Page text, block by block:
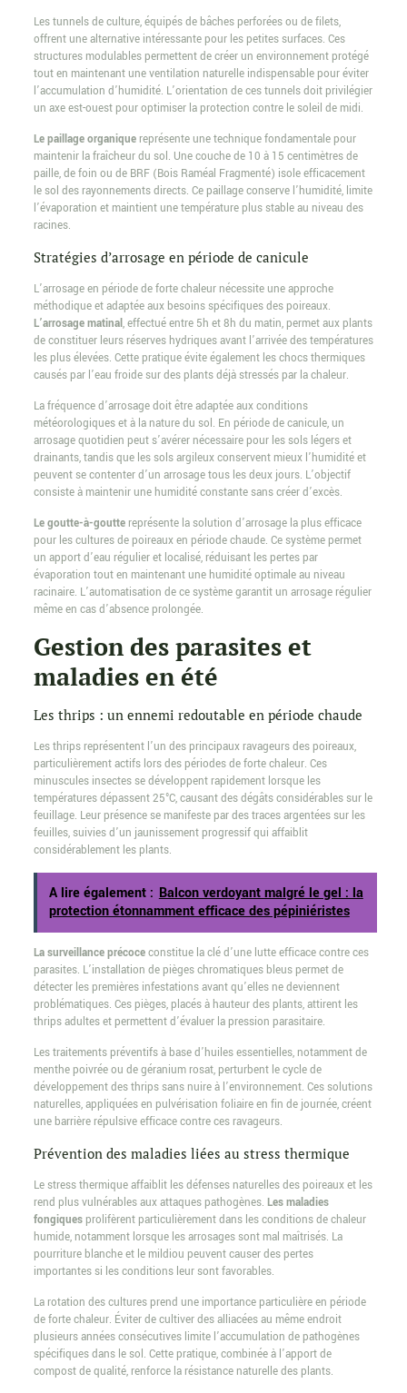
Les tunnels de culture, équipés de bâches perforées ou de filets,
offrent une alternative intéressante pour les petites surfaces. Ces
structures modulables permettent de créer un environnement protégé
tout en maintenant une ventilation naturelle indispensable pour éviter
l’accumulation d’humidité. L’orientation de ces tunnels doit privilégier
un axe est-ouest pour optimiser la protection contre le soleil de midi.
Le paillage organiquereprésente une technique fondamentale pour
maintenir la fraîcheur du sol. Une couche de 10 à 15 centimètres de
paille, de foin ou de BRF (Bois Raméal Fragmenté) isole efficacement
le sol des rayonnements directs. Ce paillage conserve l’humidité, limite
l’évaporation et maintient une température plus stable au niveau des
racines.
Stratégies d’arrosage en période de canicule
L’arrosage en période de forte chaleur nécessite une approche
méthodique et adaptée aux besoins spécifiques des poireaux.
L’arrosage matinal, effectué entre 5h et 8h du matin, permet aux plants
de constituer leurs réserves hydriques avant l’arrivée des températures
les plus élevées. Cette pratique évite également les chocs thermiques
causés par l’eau froide sur des plants déjà stressés par la chaleur.
La fréquence d’arrosage doit être adaptée aux conditions
météorologiques et à la nature du sol. En période de canicule, un
arrosage quotidien peut s’avérer nécessaire pour les sols légers et
drainants, tandis que les sols argileux conservent mieux l’humidité et
peuvent se contenter d’un arrosage tous les deux jours. L’objectif
consiste à maintenir une humidité constante sans créer d’excès.
Le goutte-à-gouttereprésente la solution d’arrosage la plus efficace
pour les cultures de poireaux en période chaude. Ce système permet
un apport d’eau régulier et localisé, réduisant les pertes par
évaporation tout en maintenant une humidité optimale au niveau
racinaire. L’automatisation de ce système garantit un arrosage régulier
même en cas d’absence prolongée.
Gestion des parasites et
maladies en été
Les thrips : un ennemi redoutable en période chaude
Les thrips représentent l’un des principaux ravageurs des poireaux,
particulièrement actifs lors des périodes de forte chaleur. Ces
minuscules insectes se développent rapidement lorsque les
températures dépassent 25°C, causant des dégâts considérables sur le
feuillage. Leur présence se manifeste par des traces argentées sur les
feuilles, suivies d’un jaunissement progressif qui affaiblit
considérablement les plants.
A lire également : Balcon verdoyant malgré le gel : la
protection étonnamment efficace des pépiniéristes
La surveillance précoceconstitue la clé d’une lutte efficace contre ces
parasites. L’installation de pièges chromatiques bleus permet de
détecter les premières infestations avant qu’elles ne deviennent
problématiques. Ces pièges, placés à hauteur des plants, attirent les
thrips adultes et permettent d’évaluer la pression parasitaire.
Les traitements préventifs à base d’huiles essentielles, notamment de
menthe poivrée ou de géranium rosat, perturbent le cycle de
développement des thrips sans nuire à l’environnement. Ces solutions
naturelles, appliquées en pulvérisation foliaire en fin de journée, créent
une barrière répulsive efficace contre ces ravageurs.
Prévention des maladies liées au stress thermique
Le stress thermique affaiblit les défenses naturelles des poireaux et les
rend plus vulnérables aux attaques pathogènes. Les maladies
fongiquesprolifèrent particulièrement dans les conditions de chaleur
humide, notamment lorsque les arrosages sont mal maîtrisés. La
pourriture blanche et le mildiou peuvent causer des pertes
importantes si les conditions leur sont favorables.
La rotation des cultures prend une importance particulière en période
de forte chaleur. Éviter de cultiver des alliacées au même endroit
plusieurs années consécutives limite l’accumulation de pathogènes
spécifiques dans le sol. Cette pratique, combinée à l’apport de
compost de qualité, renforce la résistance naturelle des plants.